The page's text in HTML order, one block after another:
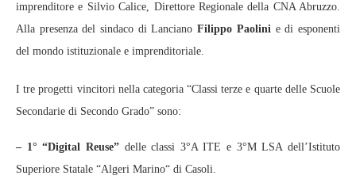
imprenditore e Silvio Calice, Direttore Regionale della CNA Abruzzo.
Alla presenza del sindaco di LancianoFilippo Paolinie di esponenti
del mondo istituzionale e imprenditoriale.
I tre progetti vincitori nella categoria “Classi terze e quarte delle Scuole
Secondarie di Secondo Grado” sono:
– 1° “Digital Reuse”delle classi 3°A ITE e 3°M LSA dell’Istituto
Superiore Statale “Algeri Marino“ di Casoli.